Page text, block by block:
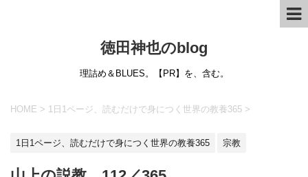
徳田神也のblog
理詰め＆BLUES。【PR】を、含む。
HOME > 1日1ページ、読むだけで身につく世界の教養365 >
1日1ページ、読むだけで身につく世界の教養365 宗教